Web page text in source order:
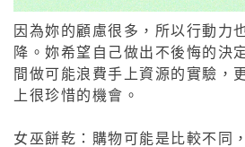
因為妳的顧慮很多，所以行動力
降。妳希望自己做出不後悔的決
間做可能浪費手上資源的實驗，
上很珍惜的機會。
女巫餅乾：購物可能是比較不同